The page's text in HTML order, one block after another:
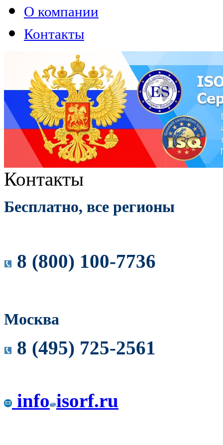
О компании
Контакты
Контакты
Бесплатно, все регионы
8 (800) 100-7736
Москва
8 (495) 725-2561
info isorf.ru